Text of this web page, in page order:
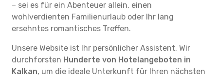
– sei es für ein Abenteuer allein, einen
wohlverdienten Familienurlaub oder Ihr lang
ersehntes romantisches Treffen.
Unsere Website ist Ihr persönlicher Assistent. Wir
durchforsten Hunderte von Hotelangeboten in
Kalkan, um die ideale Unterkunft für Ihren nächsten